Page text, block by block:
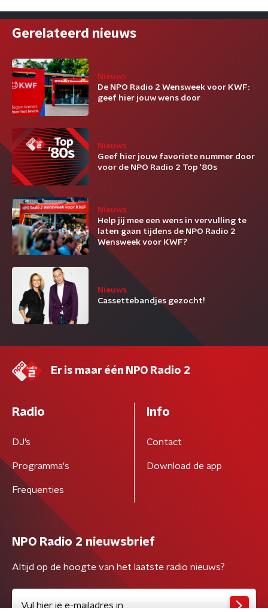
Gerelateerd nieuws
Nieuws
De NPO Radio 2 Wensweek voor KWF:
geef hier jouw wens door
Nieuws
Geef hier jouw favoriete nummer door
voor de NPO Radio 2 Top '80s
Nieuws
Help jij mee een wens in vervulling te
laten gaan tijdens de NPO Radio 2
Wensweek voor KWF?
Nieuws
Cassettebandjes gezocht!
Er is maar één NPO Radio 2
Radio
DJ’s
Programma's
Frequenties
Info
Contact
Download de app
NPO Radio 2 nieuwsbrief
Altijd op de hoogte van het laatste radio nieuws?